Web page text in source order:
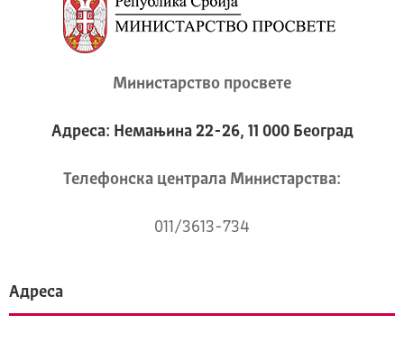
Министарство просвете
Адреса: Немањина 22-26, 11 000 Београд
Телeфонска централа Mинистарства:
011/3613-734
Адреса